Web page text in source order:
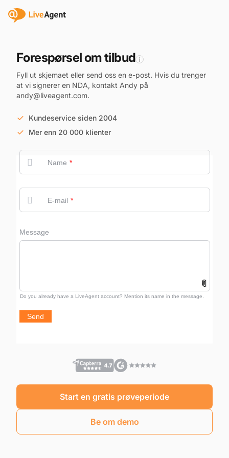
Forespørsel om tilbud i
Fyll ut skjemaet eller send oss en e-post. Hvis du trenger
at vi signerer en NDA, kontakt Andy på
andy@liveagent.com.
Kundeservice siden 2004
Mer enn 20 000 klienter
Start en gratis prøveperiode
Be om demo